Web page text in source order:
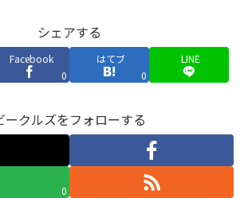
シェアする
Facebook
0
はてブ
0
LINE
ークルズをフォローする
0